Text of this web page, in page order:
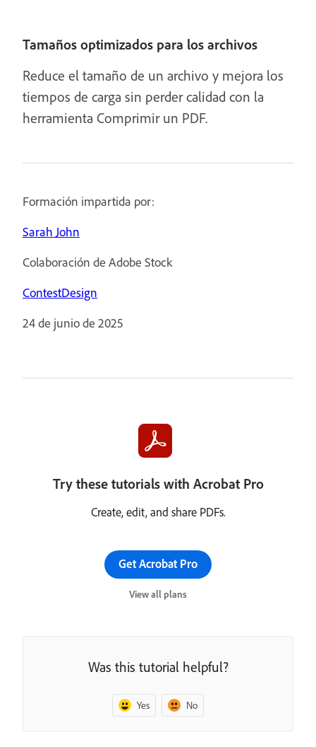
Tamaños optimizados para los archivos
Reduce el tamaño de un archivo y mejora los
tiempos de carga sin perder calidad con la
herramienta Comprimir un PDF.
Formación impartida por:
Sarah John
Colaboración de Adobe Stock
ContestDesign
24 de junio de 2025
Try these tutorials with Acrobat Pro
Create, edit, and share PDFs.
Get Acrobat Pro
View all plans
Was this tutorial helpful?
Yes No